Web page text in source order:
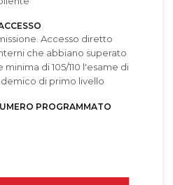
Accesso diretto
che abbiano superato
di 105/110 l'esame di
di primo livello
PROGRAMMATO